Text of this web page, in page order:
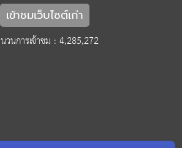
เข้าชมเว็บไซต์เก่า
วนการเข้าชม : 4,285,272